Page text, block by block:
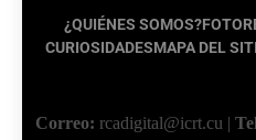
¿QUIÉNES SOMOS?
CURIOSIDADESMAPA DEL
Correo: rcadigital@icrt.cu |